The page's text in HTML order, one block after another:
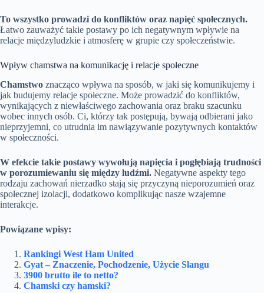
To wszystko prowadzi do konfliktów oraz napięć społecznych.
Łatwo zauważyć takie postawy po ich negatywnym wpływie na
relacje międzyludzkie i atmosferę w grupie czy społeczeństwie.
Wpływ chamstwa na komunikację i relacje społeczne
Chamstwo znacząco wpływa na sposób, w jaki się komunikujemy i
jak budujemy relacje społeczne. Może prowadzić do konfliktów,
wynikających z niewłaściwego zachowania oraz braku szacunku
wobec innych osób. Ci, którzy tak postępują, bywają odbierani jako
nieprzyjemni, co utrudnia im nawiązywanie pozytywnych kontaktów
w społeczności.
W efekcie takie postawy wywołują napięcia i pogłębiają trudności
w porozumiewaniu się między ludźmi. Negatywne aspekty tego
rodzaju zachowań nierzadko stają się przyczyną nieporozumień oraz
społecznej izolacji, dodatkowo komplikując nasze wzajemne
interakcje.
Powiązane wpisy:
Rankingi West Ham United
Gyat – Znaczenie, Pochodzenie, Użycie Slangu
3900 brutto ile to netto?
Chamski czy hamski?